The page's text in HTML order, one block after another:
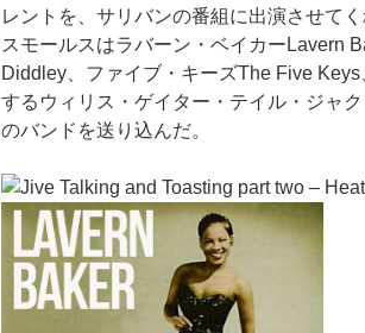
レントを、サリバンの番組に出演させて
スモールスはラバーン・ベイカーLavern
Diddley、ファイブ・キーズThe Five
するウィリス・ゲイター・テイル・ジャ
のバンドを送り込んだ。